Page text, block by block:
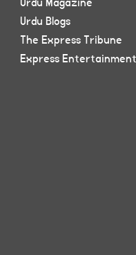
Urdu Blogs
The Express Tribune
Express Entertainment